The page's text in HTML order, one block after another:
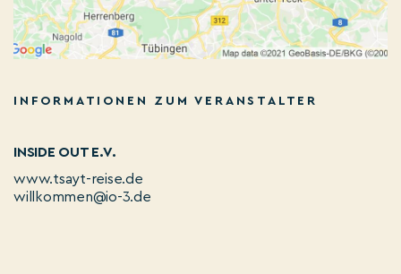
INFORMATIONEN ZUM VERANSTALTER
INSIDE OUT E.V.
www.tsayt-reise.de
willkommen@io-3.de